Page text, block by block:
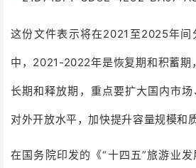
这份文件表示将在2021至2025年间
中，2021-2022年是恢复期和积蓄
长期和释放期，重点要扩大国内市
对外开放水平，加快提升容量规模和
在国务院印发的 《“十四五”旅游业